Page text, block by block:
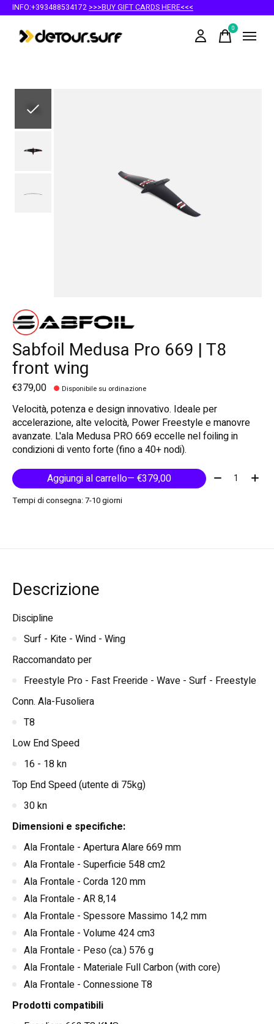
INFO:+393488534172 >>>BUY GIFT CARDS HERE<<<
0items
Sabfoil Medusa Pro 669 | T8
front wing
€379,00 Disponibile su ordinazione
Velocità, potenza e design innovativo. Ideale per
accelerazione, alte velocità, Power Freestyle e manovre
avanzate. L'ala Medusa PRO 669 eccelle nel foiling in
condizioni di vento forte (fino a 40+ nodi).
Aggiungi al carrello
— €379,00 Quantità:
Tempi di consegna: 7-10 giorni
Descrizione
Discipline
Surf - Kite - Wind - Wing
Raccomandato per
Freestyle Pro - Fast Freeride - Wave - Surf - Freestyle
Conn. Ala-Fusoliera
T8
Low End Speed
16 - 18 kn
Top End Speed (utente di 75kg)
30 kn
Dimensioni e specifiche:
Ala Frontale - Apertura Alare 669 mm
Ala Frontale - Superficie 548 cm2
Ala Frontale - Corda 120 mm
Ala Frontale - AR 8,14
Ala Frontale - Spessore Massimo 14,2 mm
Ala Frontale - Volume 424 cm3
Ala Frontale - Peso (ca.) 576 g
Ala Frontale - Materiale Full Carbon (with core)
Ala Frontale - Connessione T8
Prodotti compatibili